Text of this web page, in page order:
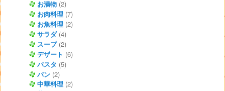
お漬物 (2)
お肉料理 (7)
お魚料理 (2)
サラダ(4)
スープ(2)
デザート (6)
パスタ (5)
パン (2)
中華料理 (2)